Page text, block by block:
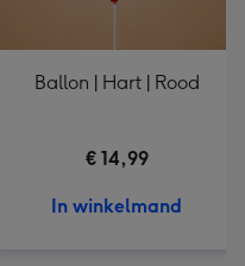
Ballon | Hart | Rood
€ 14,99
In winkelmand